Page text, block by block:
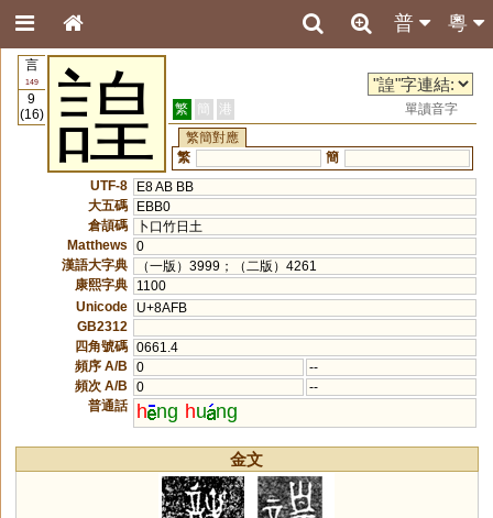
粵
普
言
149
9
(16)
諻 繁 簡 港
單讀音字
繁簡對應
繁
簡
UTF-8
E8 AB BB
大五碼
EBB0
倉頡碼
卜口竹日土
Matthews
0
漢語大字典
（一版）3999；（二版）4261
康熙字典
1100
Unicode
U+8AFB
GB2312
四角號碼 0661.4
頻序 A/B
0
--
頻次 A/B
0
--
普通話
h ng hu ng
金文